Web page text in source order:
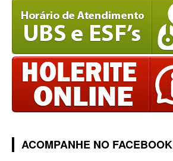
ACOMPANHE NO FACEBOOK